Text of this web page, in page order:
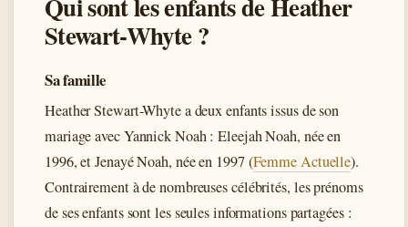
Stewart-Whyte ?
Sa famille
Heather Stewart-Whyte a deux enfants issus de son
mariage avec Yannick Noah : Eleejah Noah, née en
1996, et Jenayé Noah, née en 1997 (Femme Actuelle).
Contrairement à de nombreuses célébrités, les prénoms
de ses enfants sont les seules informations partagées :